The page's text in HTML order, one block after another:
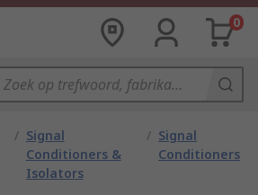
0
/ Signal
Conditioners &
Isolators
/ Signal
Conditioners